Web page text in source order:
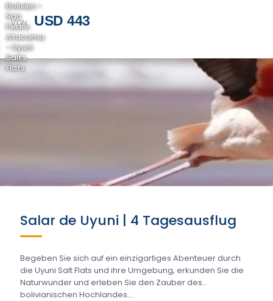
VON USD 443
Bolivien -
San
Pedro
Atacama
- Uyuni
Salts
Flats
Salar de Uyuni | 4 Tagesausflug
Begeben Sie sich auf ein einzigartiges Abenteuer durch
die Uyuni Salt Flats und ihre Umgebung, erkunden Sie die
Naturwunder und erleben Sie den Zauber des
bolivianischen Hochlandes....